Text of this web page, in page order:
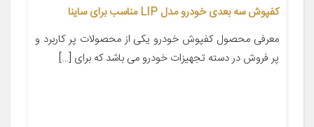
کفپوش سه بعدی خودرو مدل LIP مناسب برای ساینا
معرفی محصول کفپوش خودرو یکی از محصولات پر کاربرد و
پر فروش در دسته تجهیزات خودرو می باشد که برای […]